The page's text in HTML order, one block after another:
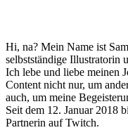
Hi, na? Mein Name ist
selbstständige Illustratorin
Ich lebe und liebe meinen
Content nicht nur, um
auch, um meine
Seit dem 12. Januar 2018
Partnerin auf Twitch.